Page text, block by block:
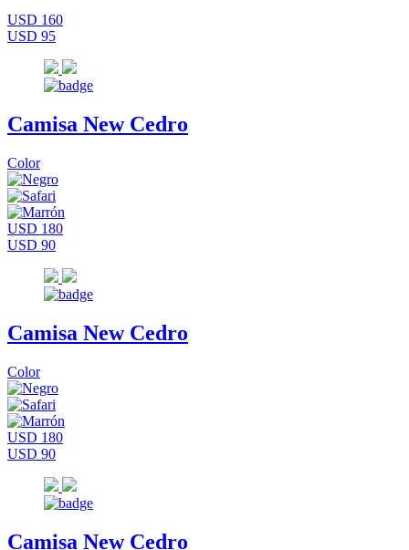
USD 160
USD 95
Camisa New Cedro
Color
USD 180
USD 90
Camisa New Cedro
Color
USD 180
USD 90
Camisa New Cedro